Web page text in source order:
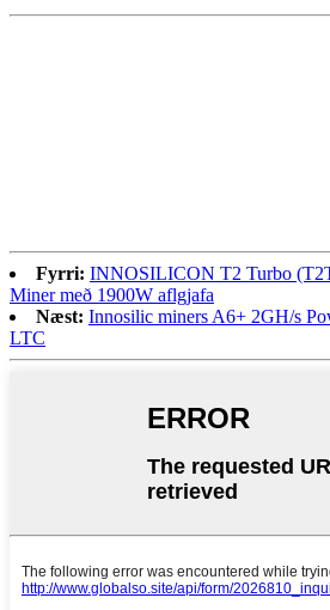
Fyrri: INNOSILICON T2 Turbo
Miner með 1900W aflgjafa
Næst: Innosilic miners A6+ 2GH/s
LTC